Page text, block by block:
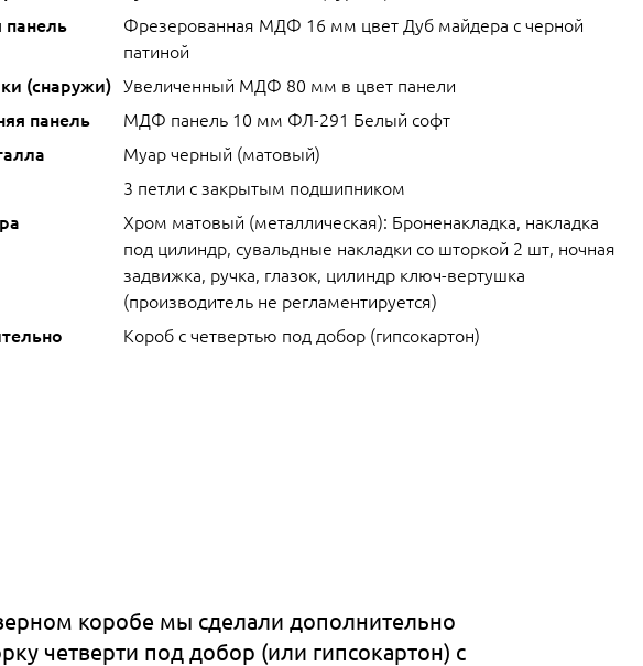
Фрезерованная МДФ 16 мм цвет Дуб майдера с черной
патиной
(снаружи) Увеличенный МДФ 80 мм в цвет панели
панель
МДФ панель 10 мм ФЛ-291 Белый софт
Муар черный (матовый)
3 петли с закрытым подшипником
Хром матовый (металлическая): Броненакладка, накладка
под цилиндр, сувальдные накладки со шторкой 2 шт, ночная
задвижка, ручка, глазок, цилиндр ключ-вертушка
(производитель не регламентируется)
Короб с четвертью под добор (гипсокартон)
коробе мы сделали дополнительно
четверти под добор (или гипсокартон) с